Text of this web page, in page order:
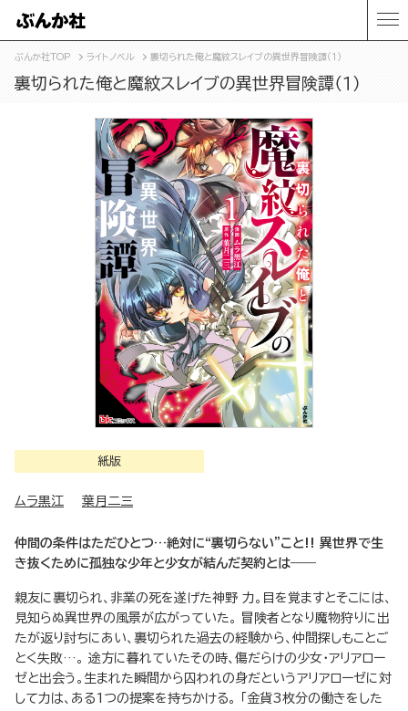
ぶんか社TOP ライトノベル 裏切られた俺と魔紋スレイブの異世界冒険譚（１）
裏切られた俺と魔紋スレイブの異世界冒険譚（１）
紙版
ムラ黒江 葉月二三
仲間の条件はただひとつ…絶対に“裏切らない”こと!! 異世界で生
き抜くために孤独な少年と少女が結んだ契約とは――
親友に裏切られ、非業の死を遂げた神野 力。目を覚ますとそこには、
見知らぬ異世界の風景が広がっていた。 冒険者となり魔物狩りに出
たが返り討ちにあい、裏切られた過去の経験から、仲間探しもことご
とく失敗…。 途方に暮れていたその時、傷だらけの少女・アリアロー
ゼと出会う。生まれた瞬間から囚われの身だというアリアローゼに対
して力は、ある1つの提案を持ちかける。 「金貨3枚分の働きをした